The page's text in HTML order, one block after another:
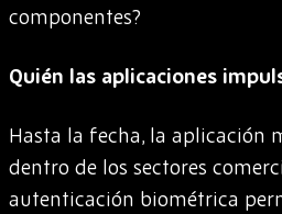
componentes?
Quién las aplicaciones
Hasta la fecha, la aplicación
dentro de los sectores
autenticación biométrica